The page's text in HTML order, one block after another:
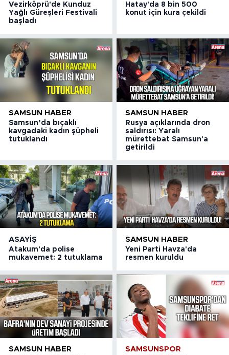
Vezirköprü'de Kunduz
Yağlı Güreşleri Festivali
başladı
Hatay'da 8 bin 500
konut için kura çekildi
SAMSUN HABER
Samsun’da bıçaklı
kavgadaki kadın şüpheli
tutuklandı
SAMSUN HABER
Rusya açıklarında dron
saldırısı: Yaralı
mürettebat Samsun'a
getirildi
ASAYIŞ
Atakum'da polise
mukavemet: 2 tutuklama
SAMSUN HABER
Yeni Parti Havza'da
resmen kuruldu
SAMSUN HABER SAMSUNSPOR